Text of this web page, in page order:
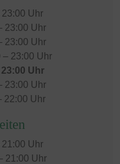
23:00 Uhr
23:00 Uhr
23:00 Uhr
– 23:00 Uhr
Uhr
23:00 Uhr
22:00 Uhr
21:00 Uhr
21:00 Uhr